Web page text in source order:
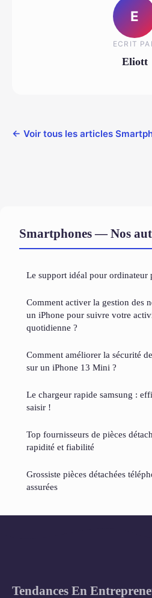
E
ECRIT
Eliott
← Voir tous les articles
Smartphones — Nos
Le support idéal pour ordinateur
Comment activer la gestion des
un iPhone pour suivre votre
quotidienne ?
Comment améliorer la sécurité
sur un iPhone 13 Mini ?
Le chargeur rapide samsung :
saisir !
Top fournisseurs de pièces
rapidité et fiabilité
Grossiste pièces détachées
assurées
Tendances En